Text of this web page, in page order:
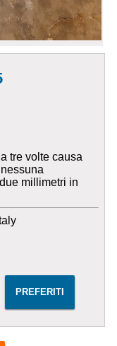
tre volte causa
millimetri in
PREFERITI